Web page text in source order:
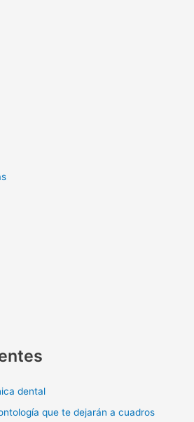
dental
que te dejarán a cuadros